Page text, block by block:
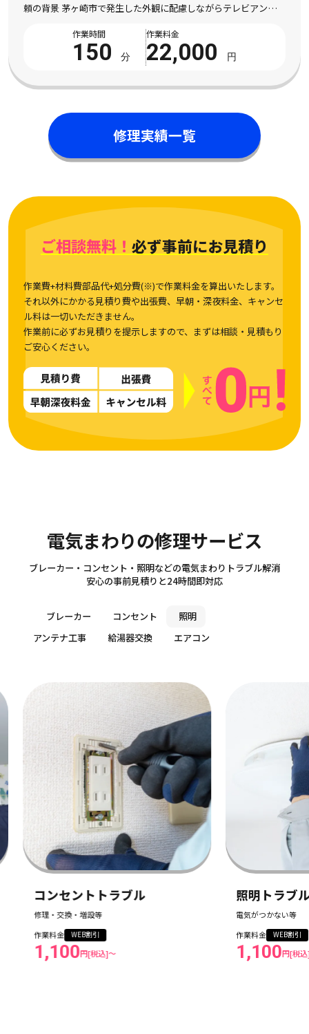
頼の背景 茅ヶ崎市で発生した外観に配慮しながらテレビアンテナ
観に配慮しながらテレビアンテナを設置した […]
作業時間
150 分
作業料金
22,000 円
修理実績一覧
ご相談無料！ 必ず事前にお見積り
作業費+材料費部品代+処分費(※)で作業料金を算出いたします。
それ以外にかかる見積り費や出張費、早朝・深夜料金、キャンセ
ル料は一切いただきません。
作業前に必ずお見積りを提示しますので、まずは相談・見積もり
ご安心ください。
電気まわりの修理サービス
Electricity
ブレーカー・コンセント・照明などの電気まわりトラブル解消
安心の事前見積りと24時間即対応
ブレーカー コンセント
照明
アンテナ工事
給湯器交換 エアコン
照明トラブル
電気がつかない等
作業料金
1,100
設置・交
作業料金